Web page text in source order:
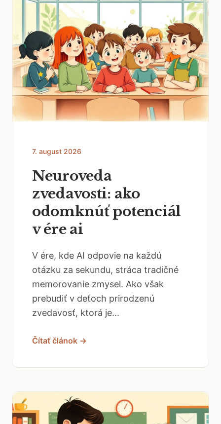
7. august 2026
Neuroveda
zvedavosti: ako
odomknúť potenciál
v ére ai
V ére, kde AI odpovie na každú
otázku za sekundu, stráca tradičné
memorovanie zmysel. Ako však
prebudiť v deťoch prirodzenú
zvedavosť, ktorá je...
Čítať článok →